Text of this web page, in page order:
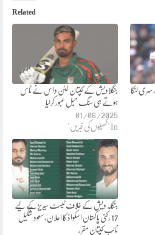
Related
بنگلادیش کے کپتان لٹن داس نے ٹاس
ہوتے ہی سنگ میل عبور کرلیا
01/06/2025
In "کھیلوں کی خبریں"
سری لنکا
بنگلہ دیش کے خلاف ٹیسٹ سیریز کے لیے
17 رکنی پاکستان اسکواڈ کا اعلان،سعود شکیل
نائب کپتان مقرر